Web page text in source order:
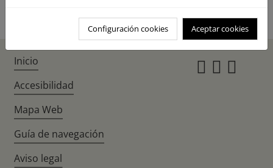
Configuración cookies Aceptar cookies
Inicio
Accesibilidad
Mapa Web
Guía de navegación
Aviso legal